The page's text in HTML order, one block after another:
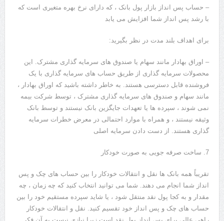
– حساب پس انداز بازار پول بانک ، که دارای نرخ بهره متغیری است که
با رشد پس انداز شما افزایش می یابد
برای اهداف بلند مدت در نظر بگیرید:
– اوراق بهادار مانند سهام یا صندوق های سرمایه گذاری مشترک. این
محصولات سرمایه گذاری از طریق حساب های سرمایه گذاری با یک
فروشنده قابل دسترسی هستند. به خاطر داشته باشید که اوراق بهادار ،
مانند سهام و صندوق های سرمایه گذاری مشترک ، توسط شرکت بیمه
نمی شوند ، سپرده ها یا تعهدات جایگزین بانک نیستند و توسط بانک
وثیقه نیستند ، و همراه با موارد احتمالی در معرض خطرات سرمایه
گذاری هستند. از دست دادن سرمایه اصلی
7. ساخت صرفه جویی به صورت خودکار
تقریباً همه بانک ها نقل و انتقالات خودکار را بین حساب های چک و پس
انداز شما انجام می دهند. شما می توانید انتخاب کنید که چه زمان ، چه
مقدار و به کجا پول نقد منتقل شود ، یا شاید سپرده مستقیم خود را بین
حساب های چک و پس انداز خود تقسیم کنید. نقل و انتقالات خودکار